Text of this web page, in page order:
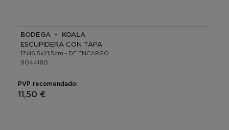
BODEGA - KOALA
ESCUPIDERA CON TAPA
17x16,5x21,5cm - DE ENCARGO
8044180
PVP recomendado:
11,50 €